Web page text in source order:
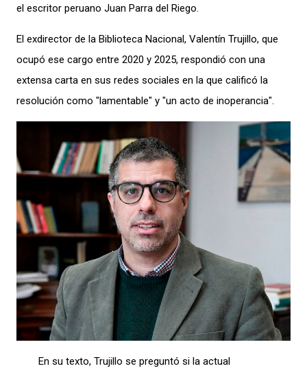
el escritor peruano Juan Parra del Riego.
El exdirector de la Biblioteca Nacional, Valentín Trujillo, que
ocupó ese cargo entre 2020 y 2025, respondió con una
extensa carta en sus redes sociales en la que calificó la
resolución como "lamentable" y "un acto de inoperancia".
En su texto, Trujillo se preguntó si la actual